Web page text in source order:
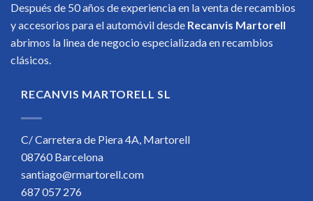
Después de 50 años de experiencia en la venta de recambios
y accesorios para el automóvil desde Recanvis Martorell
abrimos la linea de negocio especializada en recambios
clásicos.
RECANVIS MARTORELL SL
C/ Carretera de Piera 4A, Martorell
08760 Barcelona
santiago@rmartorell.com
687 057 276